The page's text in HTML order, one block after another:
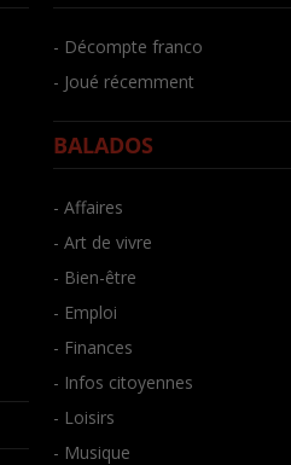
- Décompte franco
- Joué récemment
BALADOS
- Affaires
- Art de vivre
- Bien-être
- Emploi
- Finances
- Infos citoyennes
- Loisirs
- Musique